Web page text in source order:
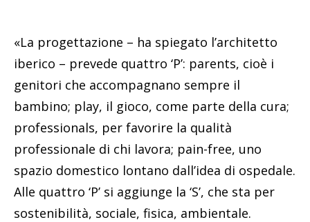
«La progettazione – ha spiegato l’architetto
iberico – prevede quattro ‘P’: parents, cioè i
genitori che accompagnano sempre il
bambino; play, il gioco, come parte della cura;
professionals, per favorire la qualità
professionale di chi lavora; pain-free, uno
spazio domestico lontano dall’idea di ospedale.
Alle quattro ‘P’ si aggiunge la ‘S’, che sta per
sostenibilità, sociale, fisica, ambientale.